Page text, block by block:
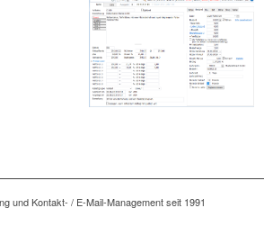
und Kontakt- / E-Mail-Management seit 1991